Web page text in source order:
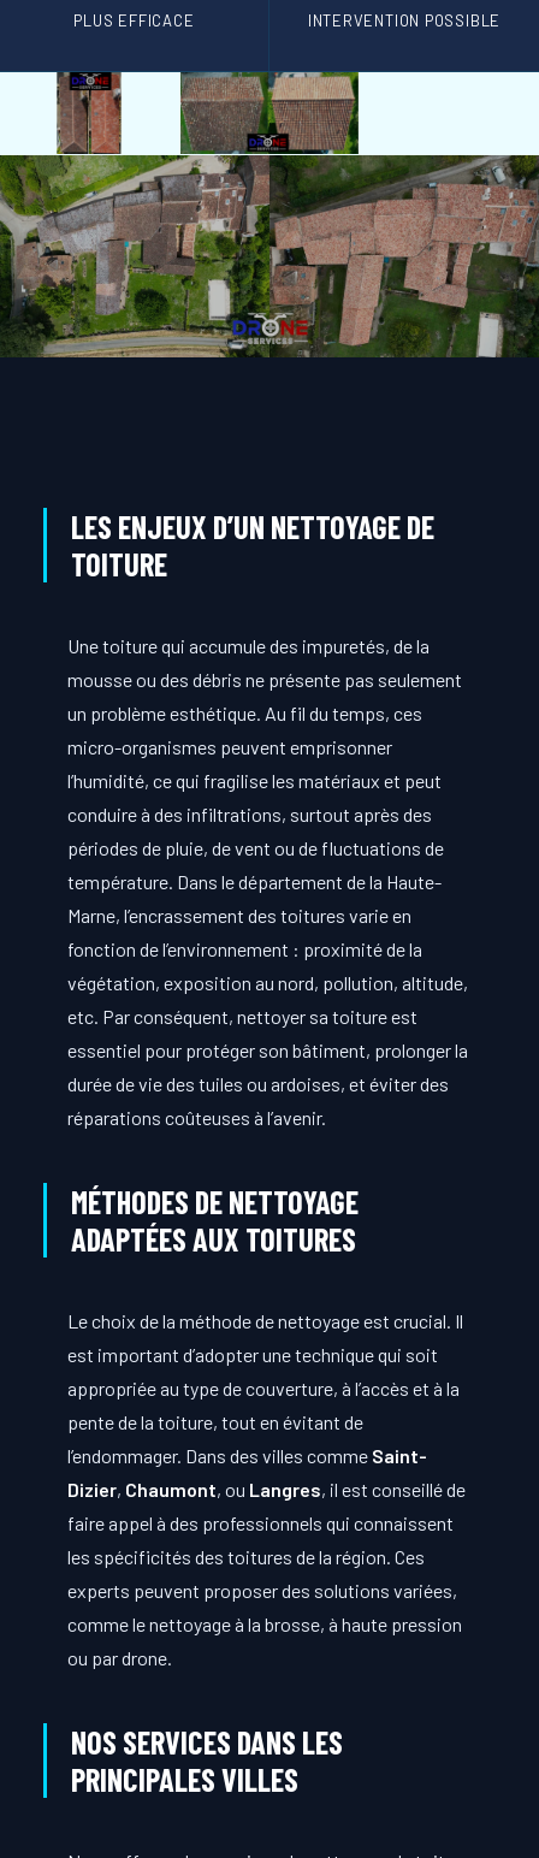
PLUS EFFICACE INTERVENTION POSSIBLE
LES ENJEUX D’UN NETTOYAGE DE
TOITURE
Une toiture qui accumule des impuretés, de la
mousse ou des débris ne présente pas seulement
un problème esthétique. Au fil du temps, ces
micro-organismes peuvent emprisonner
l’humidité, ce qui fragilise les matériaux et peut
conduire à des infiltrations, surtout après des
périodes de pluie, de vent ou de fluctuations de
température. Dans le département de la Haute-
Marne, l’encrassement des toitures varie en
fonction de l’environnement : proximité de la
végétation, exposition au nord, pollution, altitude,
etc. Par conséquent, nettoyer sa toiture est
essentiel pour protéger son bâtiment, prolonger la
durée de vie des tuiles ou ardoises, et éviter des
réparations coûteuses à l’avenir.
MÉTHODES DE NETTOYAGE
ADAPTÉES AUX TOITURES
Le choix de la méthode de nettoyage est crucial. Il
est important d’adopter une technique qui soit
appropriée au type de couverture, à l’accès et à la
pente de la toiture, tout en évitant de
l’endommager. Dans des villes comme Saint-
Dizier, Chaumont, ou Langres, il est conseillé de
faire appel à des professionnels qui connaissent
les spécificités des toitures de la région. Ces
experts peuvent proposer des solutions variées,
comme le nettoyage à la brosse, à haute pression
ou par drone.
NOS SERVICES DANS LES
PRINCIPALES VILLES